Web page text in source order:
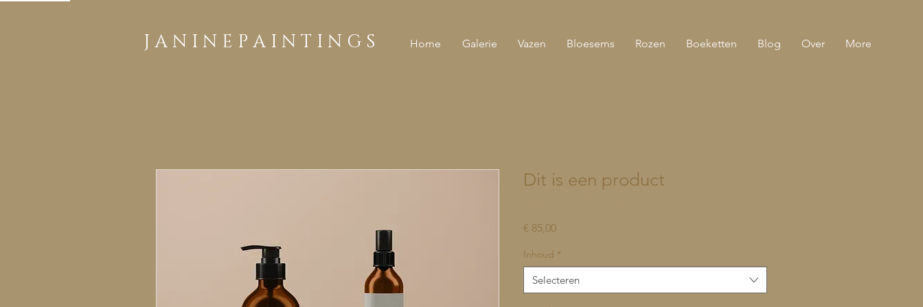
J A N I N E P A I N T I N G S Home Galerie Vazen Bloesems Rozen Boeketten Blog Over More
Dit is een product
€ 85,00Prijs
Inhoud *
Selecteren